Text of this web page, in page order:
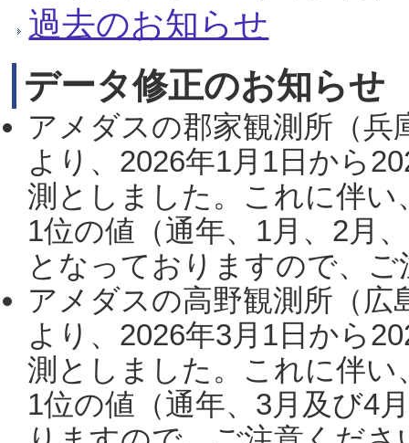
過去のお知らせ
データ修正のお知らせ
アメダスの郡家観測所（
より、2026年1月1日から
測としました。これに伴い
1位の値（通年、1月、2月
となっておりますので、
アメダスの高野観測所（
より、2026年3月1日から
測としました。これに伴い
1位の値（通年、3月及び4